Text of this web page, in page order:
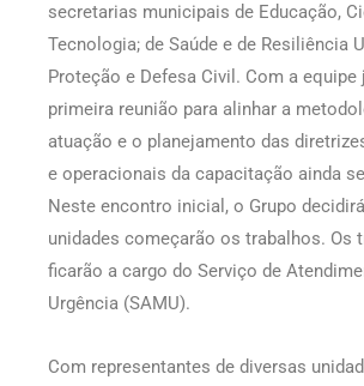
secretarias municipais de Educação,
Tecnologia; de Saúde e de Resiliência
Proteção e Defesa Civil. Com a equipe
primeira reunião para alinhar a
atuação e o planejamento das
e operacionais da capacitação ainda
Neste encontro inicial, o Grupo
unidades começarão os trabalhos. Os
ficarão a cargo do Serviço de
Urgência (SAMU).
Com representantes de diversas